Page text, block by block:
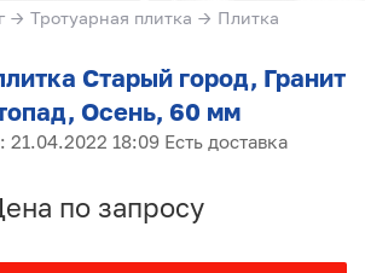
→ Тротуарная плитка → Плитка
Старый город, Гранит
Осень, 60 мм
21.04.2022 18:09 Есть доставка
по запросу